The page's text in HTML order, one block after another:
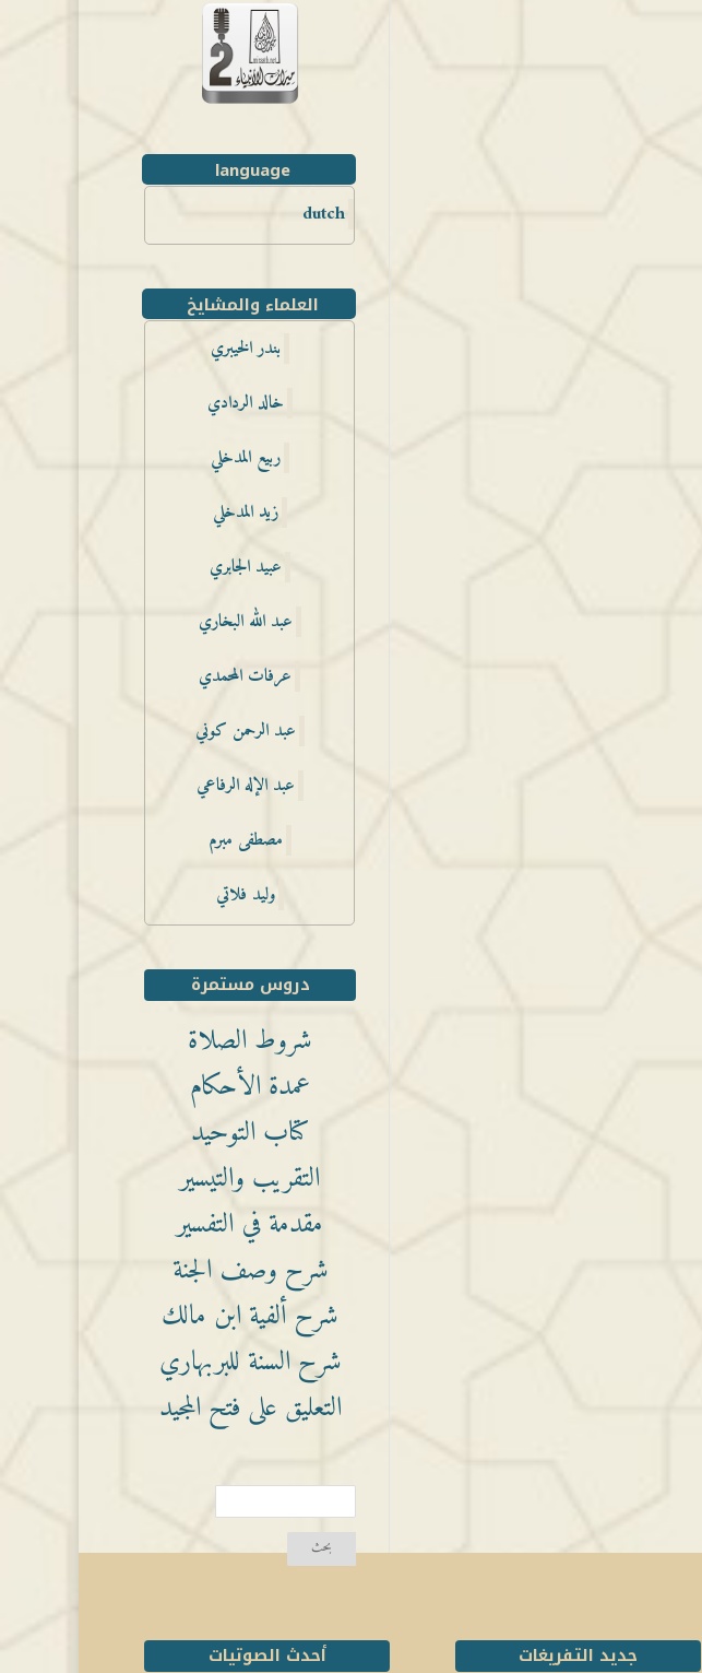
language
dutch
العلماء والمشايخ
بندر الخيبري
خالد الردادي
ربيع المدخلي
زيد المدخلي
عبيد الجابري
عبد الله البخاري
عرفات المحمدي
عبد الرحمن كوني
عبد الإله الرفاعي
مصطفى مبرم
وليد فلاتي
دروس مستمرة
شروط الصلاة
عمدة الأحكام
كتاب التوحيد
التقريب والتيسير
مقدمة في التفسير
شرح وصف الجنة
شرح ألفية ابن مالك
شرح السنة للبربهاري
التعليق على فتح المجيد
جديد التفريغات أحدث الصوتيات